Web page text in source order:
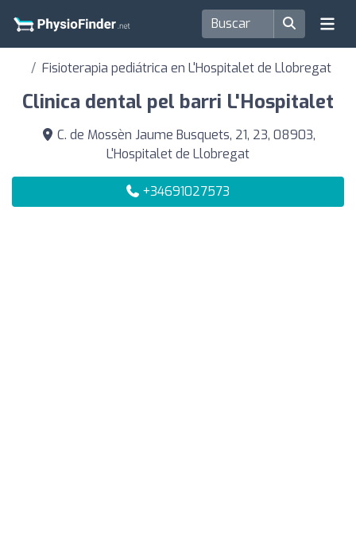
Fisioterapia pediátrica en L'Hospitalet de Llobregat
Clinica dental pel barri L'Hospitalet
C. de Mossèn Jaume Busquets, 21, 23, 08903,
L'Hospitalet de Llobregat
+34691027573